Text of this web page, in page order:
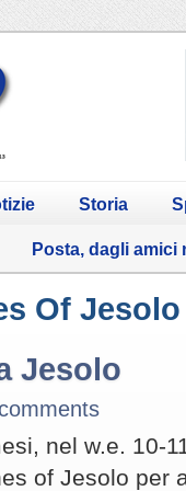
Storia
Posta, dagli amici
Of Jesolo
Jesolo
nel w.e. 10-
of Jesolo per